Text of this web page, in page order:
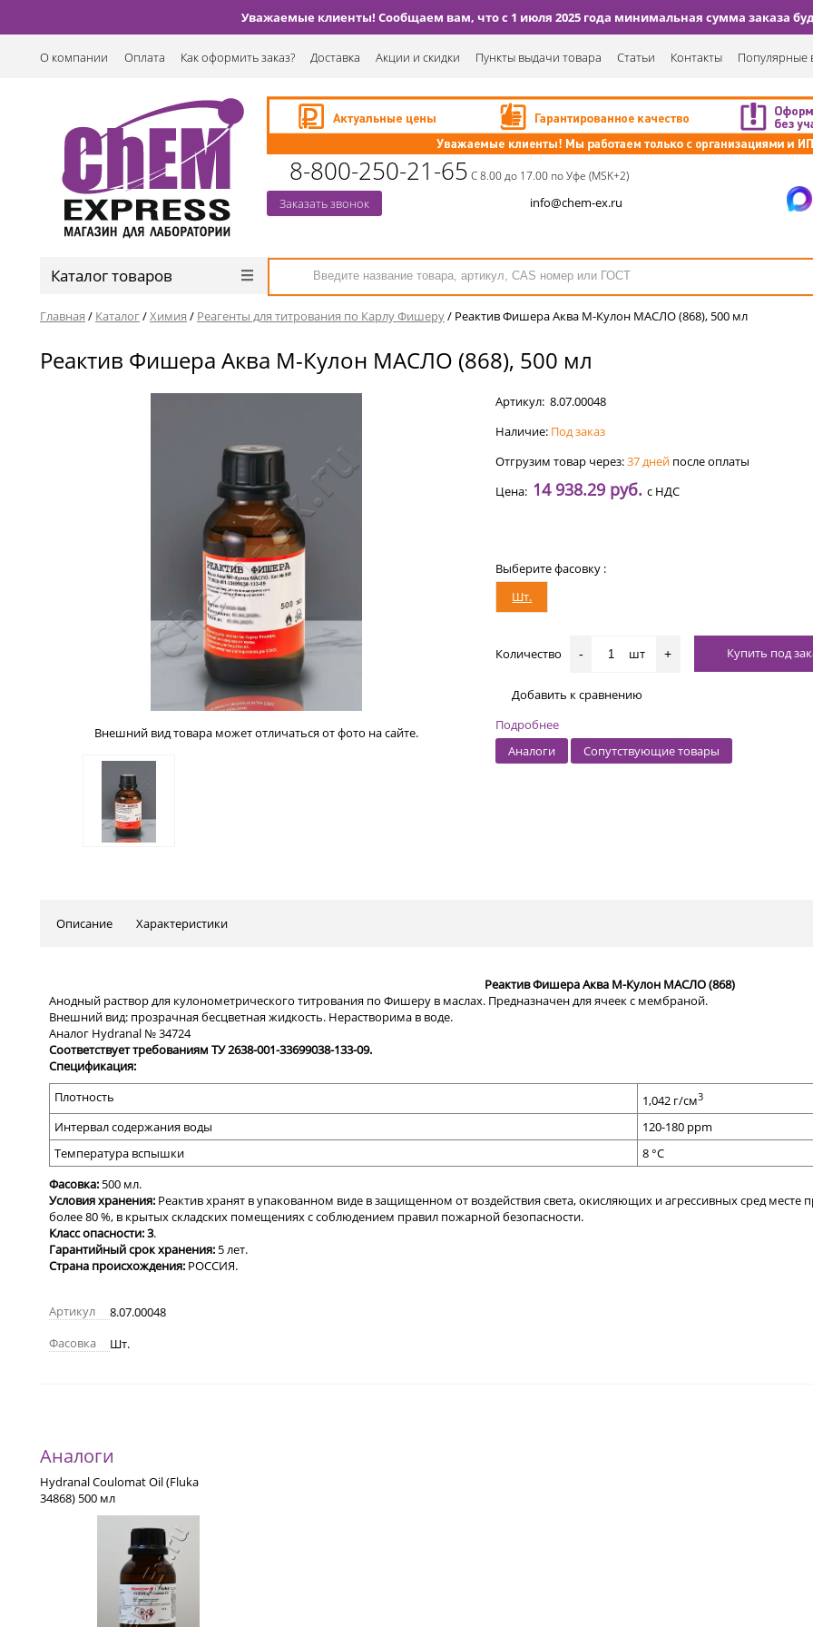
Уважаемые клиенты! Сообщаем вам, что с 1 июля 2025 года минимальная сумма заказа
О компании Оплата Как оформить заказ? Доставка Акции и скидки Пункты выдачи товара Статьи Контакты Популярные
8-800-250-21-65 С 8.00 до 17.00 по Уфе (MSK+2)
Заказать звонок info@chem-ex.ru
Каталог товаров
Главная / Каталог/Химия / Реагенты для титрования по Карлу Фишеру/ Реактив Фишера Аква М-Кулон МАСЛО (868), 500 мл
Реактив Фишера Аква М-Кулон МАСЛО (868), 500 мл
Внешний вид товара может отличаться от фото на сайте.
Артикул:8.07.00048
Наличие: Под заказ
Отгрузим товар через:37 дней после оплаты
Цена: 14 938.29 руб.с НДС
Выберите фасовку :
Шт.
Количество - шт + Купить под
Добавить к сравнению
Подробнее
Аналоги
Сопутствующие товары
Описание Характеристики
Реактив Фишера Аква М-Кулон МАСЛО (868)
Анодный раствор для кулонометрического титрования по Фишеру в маслах. Предназначен для ячеек с мембраной.
Внешний вид: прозрачная бесцветная жидкость. Нерастворима в воде.
Аналог Hydranal № 34724
Соответствует требованиям ТУ 2638-001-33699038-133-09.
Спецификация:
Плотность
1,042 г/см3
Интервал содержания воды
120-180 ppm
Температура вспышки
8 °С
Фасовка: 500 мл.
Условия хранения: Реактив хранят в упакованном виде в защищенном от воздействия света, окисляющих и агрессивных сред месте
более 80 %, в крытых складских помещениях с соблюдением правил пожарной безопасности.
Класс опасности:3.
Гарантийный срок хранения: 5 лет.
Страна происхождения: РОССИЯ.
Артикул
8.07.00048
Фасовка
Шт.
Аналоги
Hydranal Coulomat Oil (Fluka
34868) 500 мл